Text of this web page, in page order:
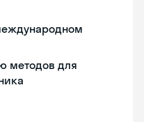
методов для